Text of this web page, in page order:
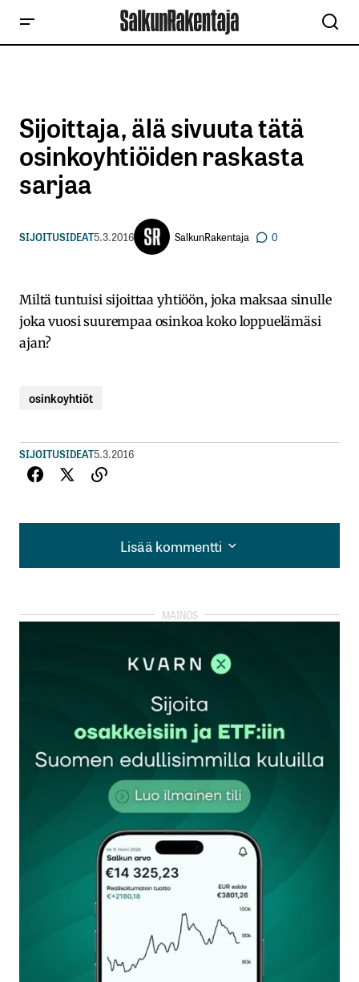
Sijoittaja, älä sivuuta tätä
osinkoyhtiöiden raskasta
sarjaa
SIJOITUSIDEAT5.3.2016 SalkunRakentaja 0
Miltä tuntuisi sijoittaa yhtiöön, joka maksaa sinulle
joka vuosi suurempaa osinkoa koko loppuelämäsi
ajan?
osinkoyhtiöt
SIJOITUSIDEAT5.3.2016
Lisää kommentti
Lisää kommentti
kirjautua
rekisteröityä
Sähköpostiosoitettasi ei julkaista.Pakolliset
kentät on merkitty*
Kommentti*
Nimesi tai nimimerkkisi